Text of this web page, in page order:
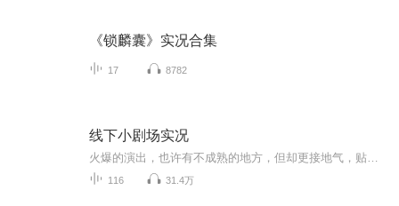
《锁麟囊》实况合集
17 8782
线下小剧场实况
116 31.4万